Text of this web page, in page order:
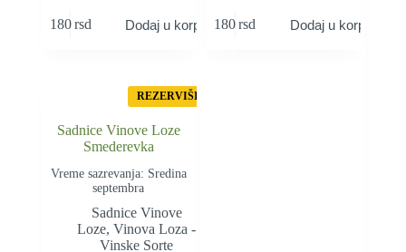
180rsd Dodaj u korpu 180 rsd Dodaj u korpu
REZERVIŠI
Sadnice Vinove Loze
Smederevka
Vreme sazrevanja: Sredina
septembra
Sadnice Vinove
Loze,Vinova Loza -
Vinske Sorte